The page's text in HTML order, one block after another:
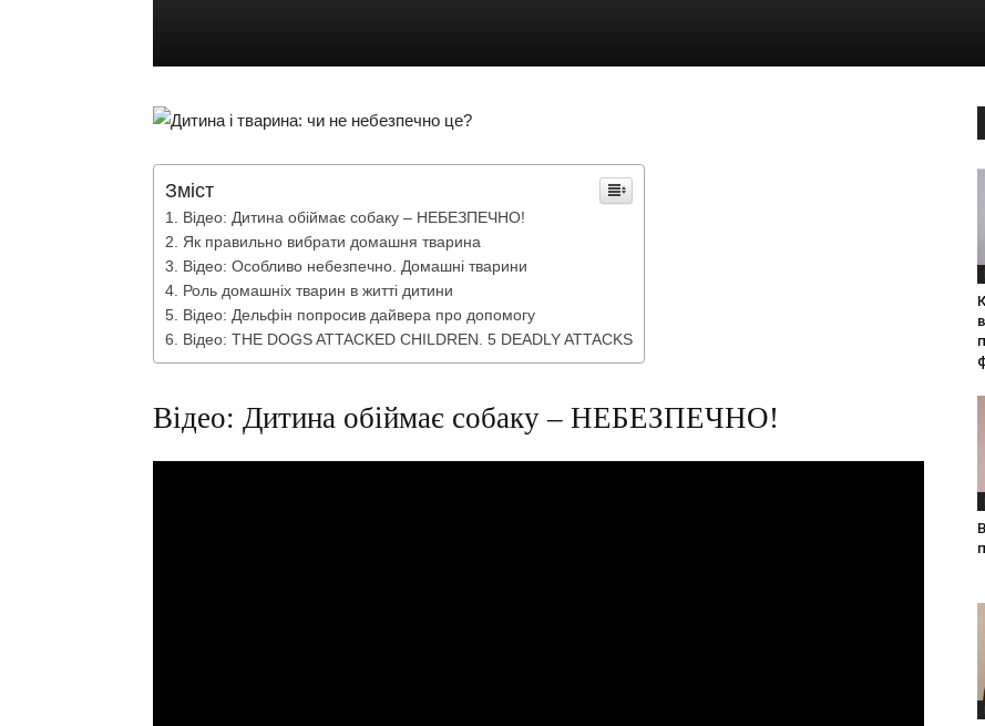
Зміст
Відео: Дитина обіймає собаку – НЕБЕЗПЕЧНО!
Як правильно вибрати домашня тварина
Відео: Особливо небезпечно. Домашні тварини
Роль домашніх тварин в житті дитини
Відео: Дельфін попросив дайвера про допомогу
Відео: THE DOGS ATTACKED CHILDREN. 5 DEADLY ATTACKS
Відео: Дитина обіймає собаку – НЕБЕЗПЕЧНО!